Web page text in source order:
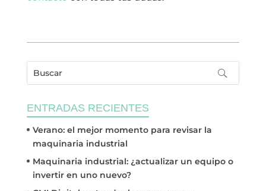
ENTRADAS RECIENTES
Verano: el mejor momento para revisar la
maquinaria industrial
Maquinaria industrial: ¿actualizar un equipo o
invertir en uno nuevo?